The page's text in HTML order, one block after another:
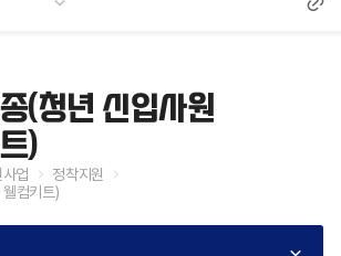
(청년 신입사원
)
업
정착지원
컴키트)